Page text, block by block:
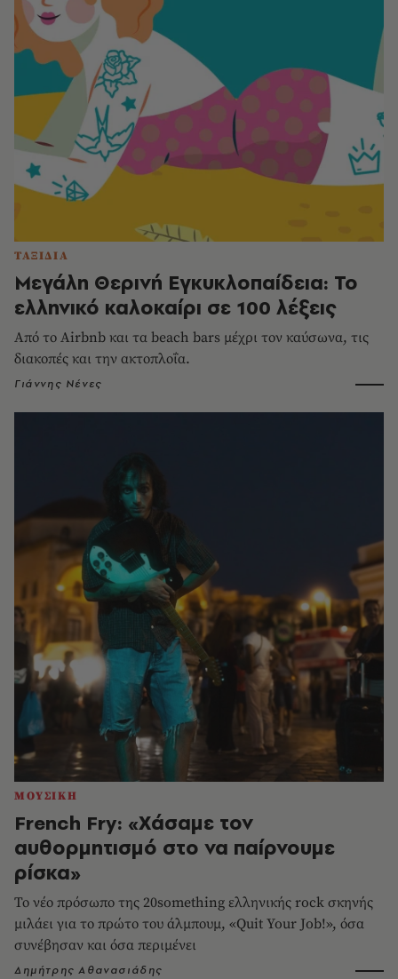
ΤΑΞΙΔΙΑ
Μεγάλη Θερινή Εγκυκλοπαίδεια: Το
ελληνικό καλοκαίρι σε 100 λέξεις
Από το Airbnb και τα beach bars μέχρι τον καύσωνα, τις
διακοπές και την ακτοπλοΐα.
Γιάννης Νένες
ΜΟΥΣΙΚΗ
French Fry: «Χάσαμε τον
αυθορμητισμό στο να παίρνουμε
ρίσκα»
Το νέο πρόσωπο της 20something ελληνικής rock σκηνής
μιλάει για το πρώτο του άλμπουμ, «Quit Your Job!», όσα
συνέβησαν και όσα περιμένει
Δημήτρης Αθανασιάδης